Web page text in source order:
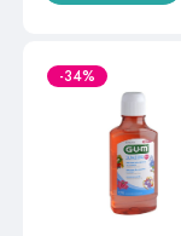
-34%